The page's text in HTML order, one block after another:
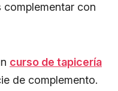
con
curso de tapicería
de complemento.